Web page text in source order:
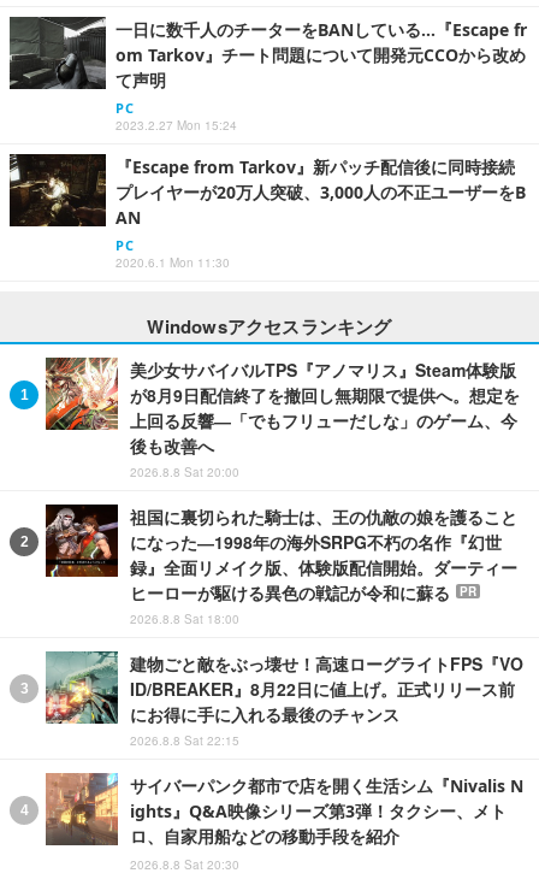
一日に数千人のチーターをBANしている…『Escape fr
om Tarkov』チート問題について開発元CCOから改め
て声明
PC
2023.2.27 Mon 15:24
『Escape from Tarkov』新パッチ配信後に同時接続
プレイヤーが20万人突破、3,000人の不正ユーザーをB
AN
PC
2020.6.1 Mon 11:30
Windowsアクセスランキング
美少女サバイバルTPS『アノマリス』Steam体験版
が8月9日配信終了を撤回し無期限で提供へ。想定を
上回る反響―「でもフリューだしな」のゲーム、今
後も改善へ
2026.8.8 Sat 20:00
祖国に裏切られた騎士は、王の仇敵の娘を護ること
になった―1998年の海外SRPG不朽の名作『幻世
録』全面リメイク版、体験版配信開始。ダーティー
ヒーローが駆ける異色の戦記が令和に蘇る
PR
2026.8.8 Sat 18:00
建物ごと敵をぶっ壊せ！高速ローグライトFPS『VO
ID/BREAKER』8月22日に値上げ。正式リリース前
にお得に手に入れる最後のチャンス
2026.8.8 Sat 22:15
サイバーパンク都市で店を開く生活シム『Nivalis N
ights』Q&A映像シリーズ第3弾！タクシー、メト
ロ、自家用船などの移動手段を紹介
2026.8.8 Sat 20:30